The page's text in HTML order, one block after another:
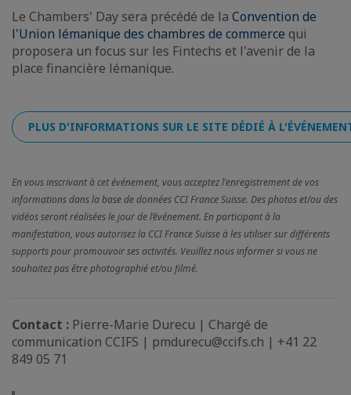
Le Chambers' Day sera précédé de la Convention de
l'Union lémanique des chambres de commerce qui
proposera un focus sur les Fintechs et l'avenir de la
place financière lémanique.
PLUS D'INFORMATIONS SUR LE SITE DÉDIÉ À
En vous inscrivant à cet événement, vous acceptez l'enregistrement de vos
informations dans la base de données CCI France Suisse. Des photos et/ou des
vidéos seront réalisées le jour de l’événement. En participant à la
manifestation, vous autorisez la CCI France Suisse à les utiliser sur différents
supports pour promouvoir ses activités. Veuillez nous informer si vous ne
souhaitez pas être photographié et/ou filmé.
Contact : Pierre-Marie Durecu | Chargé de
communication CCIFS | pmdurecu@ccifs.ch | +41 22
849 05 71